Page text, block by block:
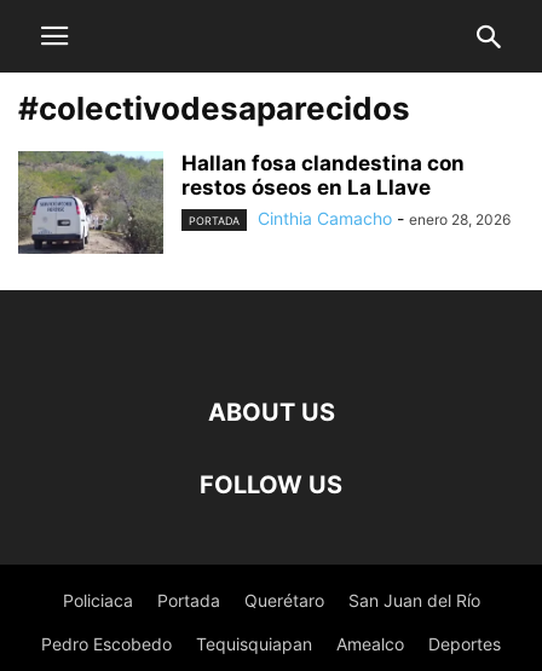
#colectivodesaparecidos
Hallan fosa clandestina con
restos óseos en La Llave
PORTADA Cinthia Camacho - enero 28, 2026
ABOUT US
FOLLOW US
Policiaca Portada Querétaro San Juan del Río
Pedro Escobedo Tequisquiapan Amealco Deportes